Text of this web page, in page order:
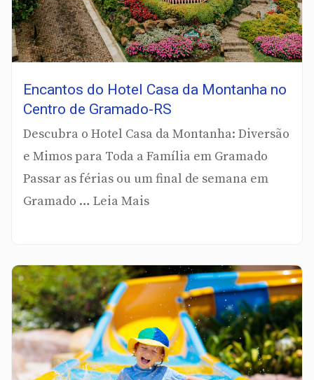
Encantos do Hotel Casa da Montanha no
Centro de Gramado-RS
Descubra o Hotel Casa da Montanha: Diversão
e Mimos para Toda a Família em Gramado
Passar as férias ou um final de semana em
Gramado … Leia Mais